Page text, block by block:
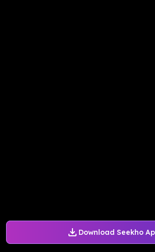
Download Seekho